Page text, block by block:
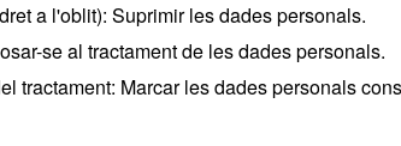
a l'oblit): Suprimir les dades personals.
se al tractament de les dades personals.
tractament: Marcar les dades personals